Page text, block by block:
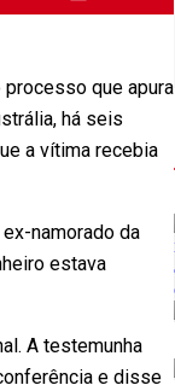
processo que apura
há seis
a vítima recebia
namorado da
estava
A testemunha
e disse